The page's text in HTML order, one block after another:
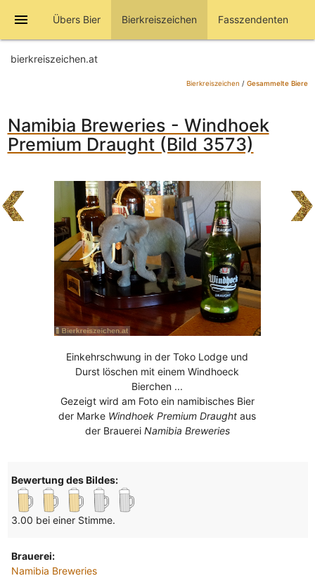
menu Übers Bier Bierkreiszeichen Fasszendenten
bierkreiszeichen.at
Bierkreiszeichen / Gesammelte Biere
Namibia Breweries - Windhoek
Premium Draught (Bild 3573)
Einkehrschwung in der Toko Lodge und
Durst löschen mit einem Windhoeck
Bierchen ...
Gezeigt wird am Foto ein namibisches Bier
der Marke Windhoek Premium Draught aus
der Brauerei Namibia Breweries
Bewertung des Bildes:
3.00 bei einer Stimme.
Brauerei:
Namibia Breweries